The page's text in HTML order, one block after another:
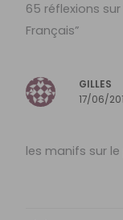
65 réflexions sur
Français”
GILLES
17/06/
les manifs sur le